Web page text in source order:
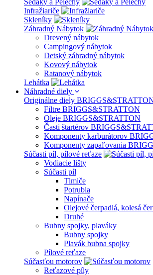
Sedáky a Pelechy
Infražiariče
Skleníky
Záhradný Nábytok
Drevený nábytok
Campingový nábytok
Detský záhradný nábytok
Kovový nábytok
Ratanový nábytok
Lehátka
Náhradné diely
Originálne diely
Filtre BRIGGS&STRATTON
Oleje BRIGGS&STRATTON
Časti štartérov
Komponenty karburátorov
Komponenty zapaľovania
Súčasti píl, pílové reťaze
Vodiacie lišty
Súčasti píl
Tlmiče
Potrubia
Napínače
Olejové čerpadlá, kolesá
Druhé
Bubny spojky, plaváky
Bubny spojky
Plavák bubna spojky
Pílové reťaze
Súčasťou motorov
Reťazové píly